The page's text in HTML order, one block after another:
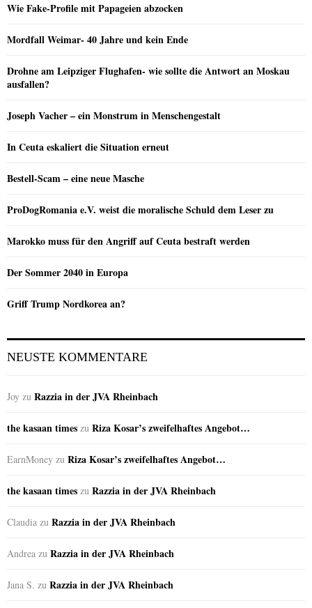
Wie Fake-Profile mit Papageien abzocken
Mordfall Weimar- 40 Jahre und kein Ende
Drohne am Leipziger Flughafen- wie sollte die Antwort an Moskau
ausfallen?
Joseph Vacher – ein Monstrum in Menschengestalt
In Ceuta eskaliert die Situation erneut
Bestell-Scam – eine neue Masche
ProDogRomania e.V. weist die moralische Schuld dem Leser zu
Marokko muss für den Angriff auf Ceuta bestraft werden
Der Sommer 2040 in Europa
Griff Trump Nordkorea an?
NEUSTE KOMMENTARE
Joy zu Razzia in der JVA Rheinbach
the kasaan times zu Riza Kosar’s zweifelhaftes Angebot…
EarnMoney zu Riza Kosar’s zweifelhaftes Angebot…
the kasaan times zu Razzia in der JVA Rheinbach
Claudia zu Razzia in der JVA Rheinbach
Andrea zu Razzia in der JVA Rheinbach
Jana S. zu Razzia in der JVA Rheinbach